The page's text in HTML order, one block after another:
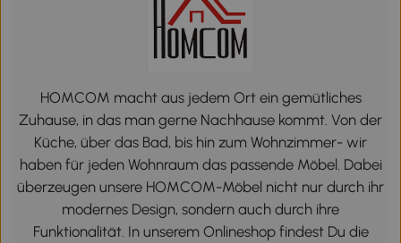
HOMCOM macht aus jedem Ort ein gemütliches
Zuhause, in das man gerne Nachhause kommt. Von der
Küche, über das Bad, bis hin zum Wohnzimmer- wir
haben für jeden Wohnraum das passende Möbel. Dabei
überzeugen unsere HOMCOM-Möbel nicht nur durch ihr
modernes Design, sondern auch durch ihre
Funktionalität. In unserem Onlineshop findest Du die